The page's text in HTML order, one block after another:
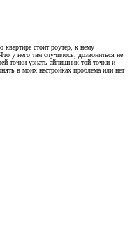
стоит роутер, к нему
у него там случилось, дозвониться не
точки узнать айпишник той точки и
в моих настройках проблема или нет